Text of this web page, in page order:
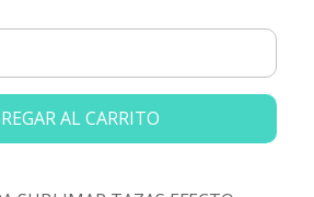
AL CARRITO